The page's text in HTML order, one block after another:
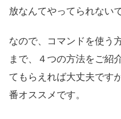
放なんてやってられない
なので、コマンドを使う
まで、４つの方法をご紹
てもらえれば大丈夫です
番オススメです。